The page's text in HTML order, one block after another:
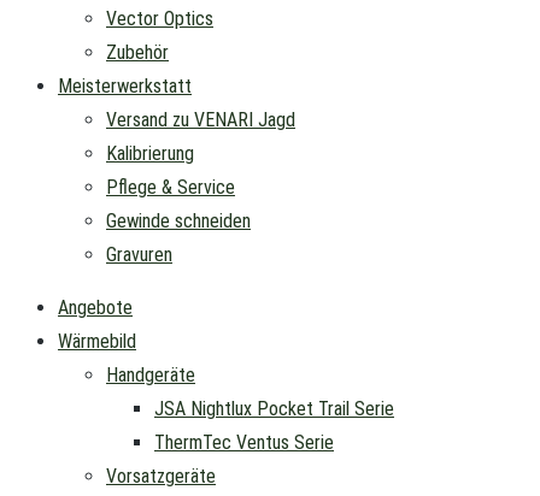
Vector Optics
Zubehör
Meisterwerkstatt
Versand zu VENARI Jagd
Kalibrierung
Pflege & Service
Gewinde schneiden
Gravuren
Angebote
Wärmebild
Handgeräte
JSA Nightlux Pocket Trail Serie
ThermTec Ventus Serie
Vorsatzgeräte